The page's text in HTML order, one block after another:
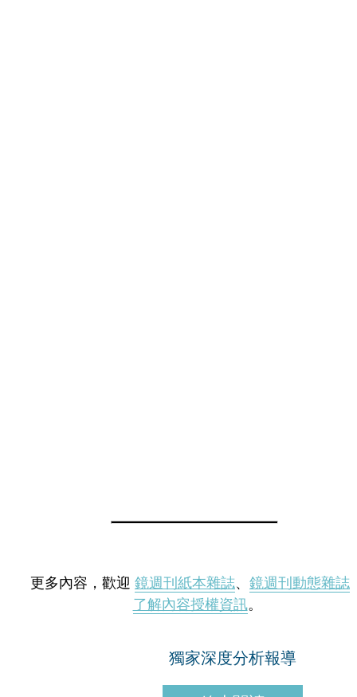
更多內容，歡迎 鏡週刊紙本雜誌、 鏡週刊動態雜誌
了解內容授權資訊。
獨家深度分析報導